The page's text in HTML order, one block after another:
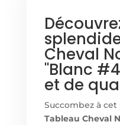
Cheval
"Blanc
et de
Succombez à
Tableau Cheval